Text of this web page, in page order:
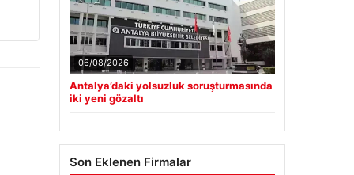
06/08/2026
Antalya’daki yolsuzluk soruşturmasında
iki yeni gözaltı
Son Eklenen Firmalar